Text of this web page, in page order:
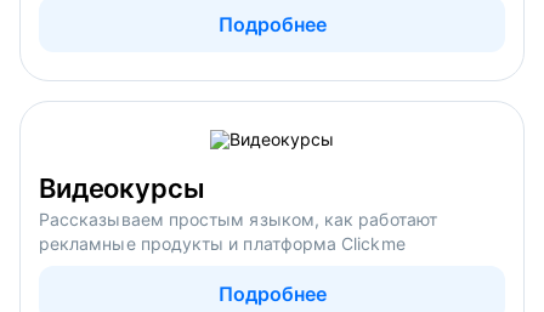
Подробнее
Видеокурсы
Рассказываем простым языком, как работают
рекламные продукты и платформа Clickme
Подробнее